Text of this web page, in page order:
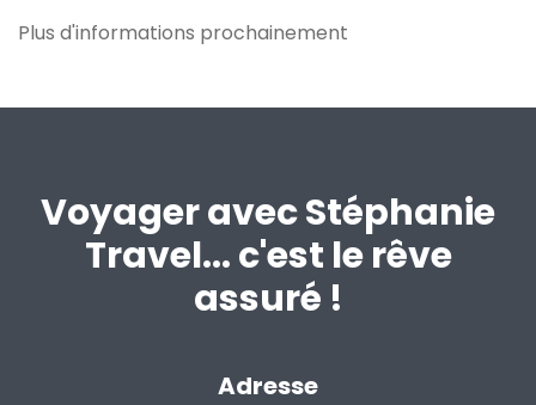
Plus d'informations prochainement
Voyager avec Stéphanie
Travel... c'est le rêve
assuré !
Adresse